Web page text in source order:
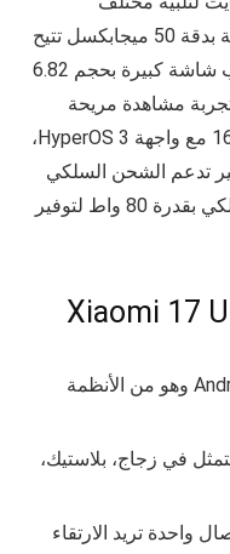
الاحتياجات. ويضم الهاتف كاميرا رئيسية بدقة 50 ميجابكسل تتيح
تصويرًا واضحًا بتفاصيل جيدة، إلى جانب شاشة كبيرة بحجم 6.82
بكسل تمنح تجربة مشاهدة مريحة
وواضحة. ويعمل الهاتف بنظام أندرويد 16 مع واجهة HyperOS 3،
بسعة 6800 مللي أمبير تدعم الشحن السلكي
السريع بقدرة 100 واط والشحن اللاسلكي بقدرة 80 واط لتوفير
يتوفر هذا الجهاز بنظام تشغيل Android 16 وهو من الأنظمة
في زجاج، بلاستيك،
واحدة تريد الارتقاء